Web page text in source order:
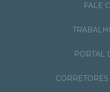
FALE
PORTAL